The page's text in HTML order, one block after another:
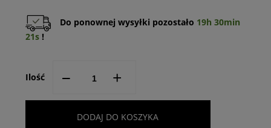
Do ponownej wysyłki pozostało 19h 30min
21s!
Ilość -- +
DODAJ DO KOSZYKA